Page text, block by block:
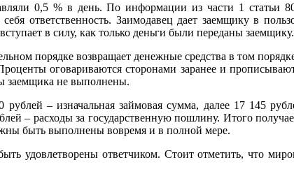
0,5 % в день. По информации из части 1 статьи
ответственность. Заимодавец дает заемщику в
в силу, как только деньги были переданы заемщику.
порядке возвращает денежные средства в том
оговариваются сторонами заранее и
заемщика не выполнены.
рублей – изначальная займовая сумма, далее 17 145
– расходы за государственную пошлину. Итого
быть выполнены вовремя и в полной мере.
удовлетворены ответчиком. Стоит отметить, что